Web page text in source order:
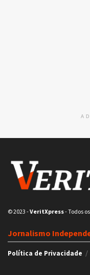
© 2023 -VeritXpress- Todos
Jornalismo
Política de Privacidade